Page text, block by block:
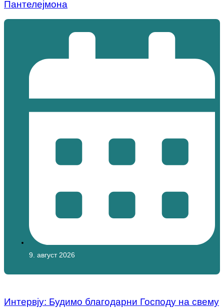
Пантелејмона
9. август 2026
Интервју: Будимо благодарни Господу на свему